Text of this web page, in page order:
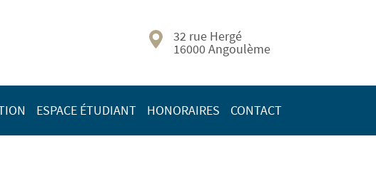
32 rue Hergé
16000 Angoulème
ESPACE ÉTUDIANT HONORAIRES CONTACT